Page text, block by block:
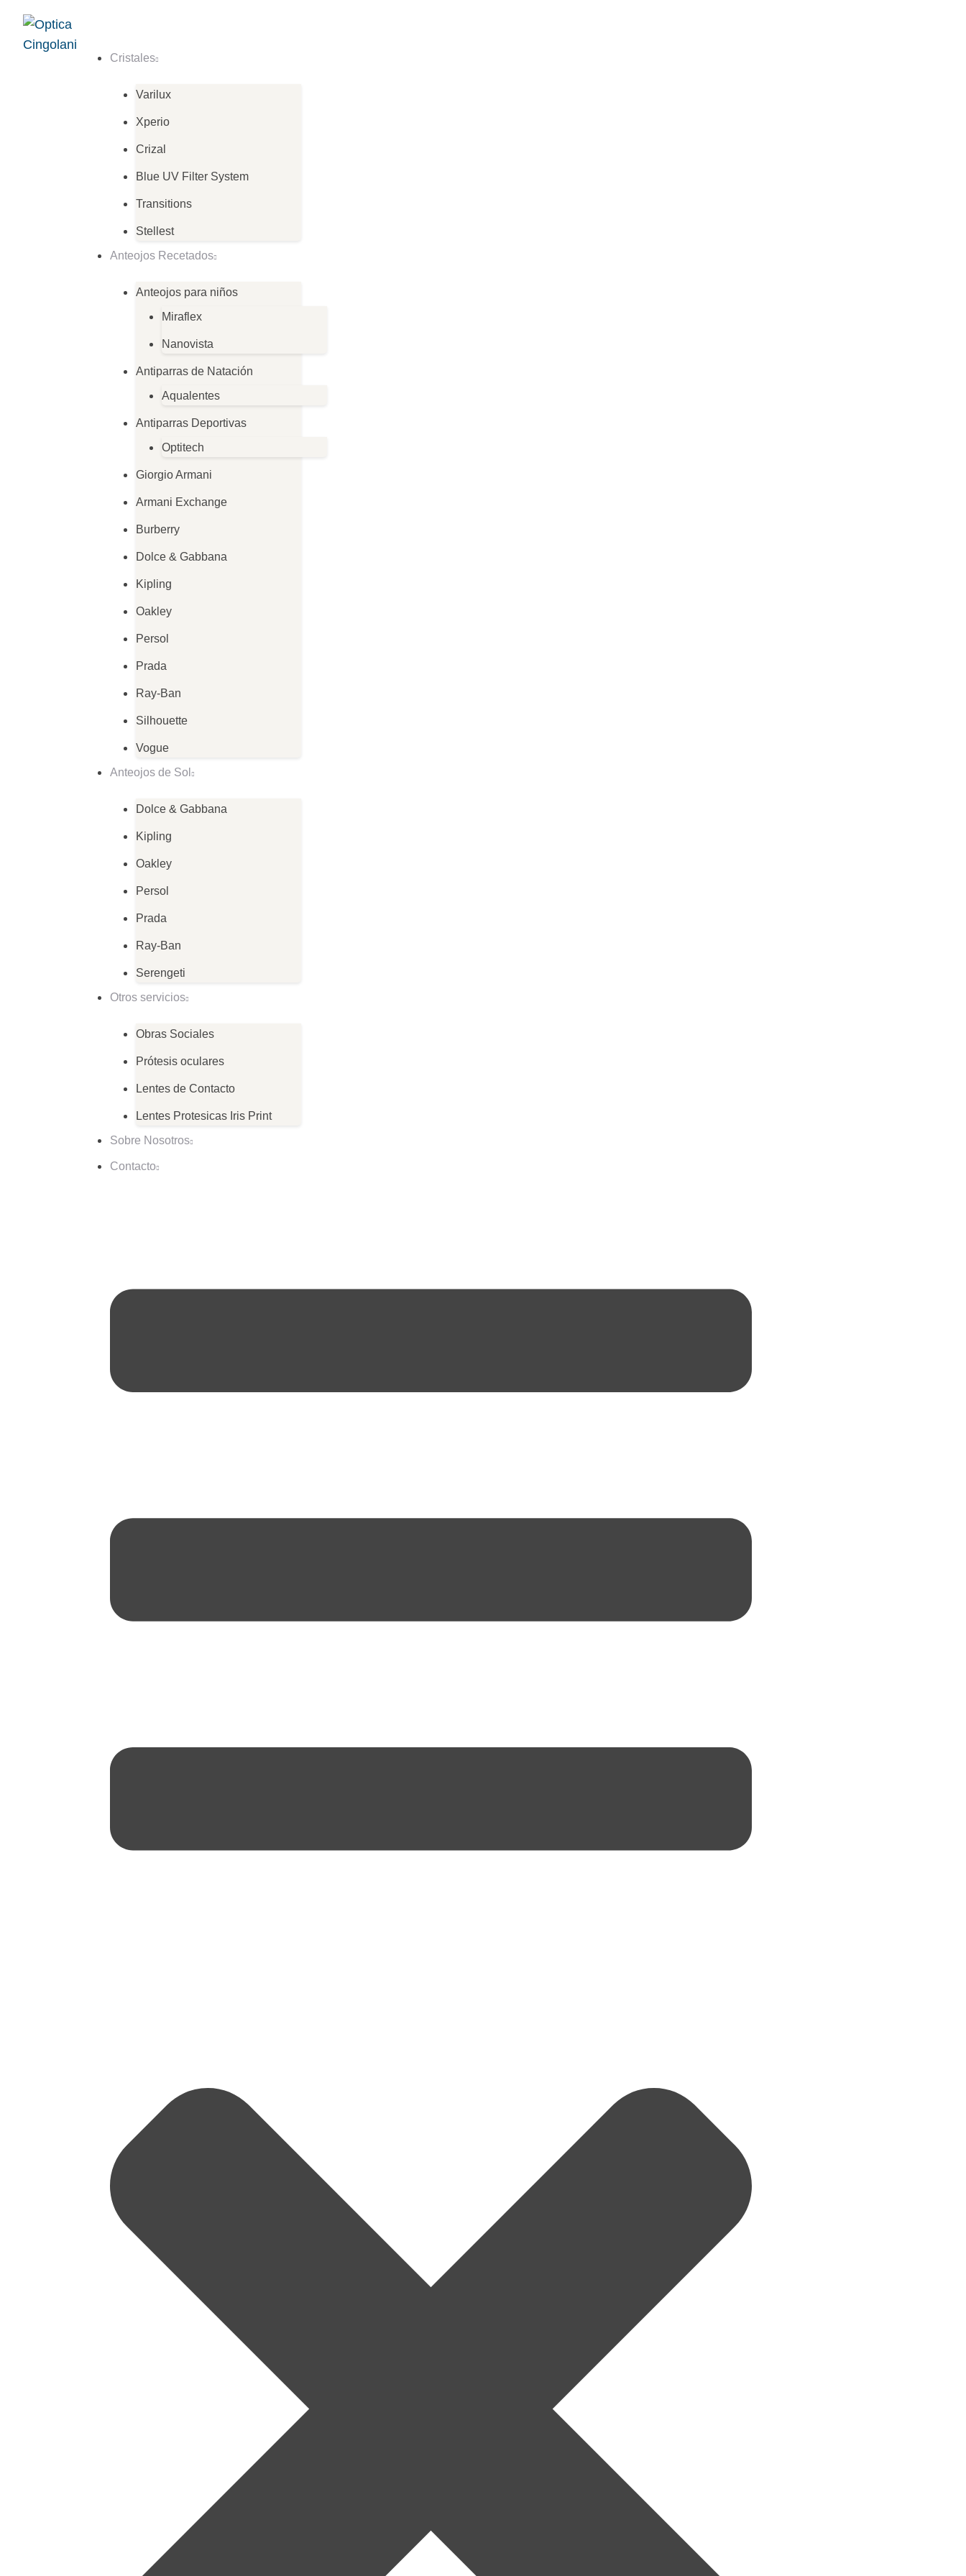
Cristales
Varilux
Xperio
Crizal
Blue UV Filter System
Transitions
Stellest
Anteojos Recetados
Anteojos para niños
Miraflex
Nanovista
Antiparras de Natación
Aqualentes
Antiparras Deportivas
Optitech
Giorgio Armani
Armani Exchange
Burberry
Dolce & Gabbana
Kipling
Oakley
Persol
Prada
Ray-Ban
Silhouette
Vogue
Anteojos de Sol
Dolce & Gabbana
Kipling
Oakley
Persol
Prada
Ray-Ban
Serengeti
Otros servicios
Obras Sociales
Prótesis oculares
Lentes de Contacto
Lentes Protesicas Iris Print
Sobre Nosotros
Contacto